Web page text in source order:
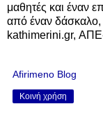
μαθητές και έναν
από έναν δάσκαλο,
kathimerini.gr,
Afirimeno Blog
Κοινή χρήση